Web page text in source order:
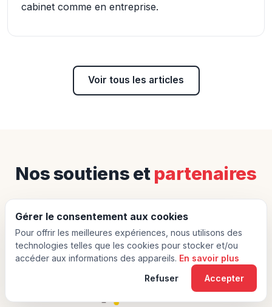
cabinet comme en entreprise.
Voir tous les articles
Nos soutiens etpartenaires
GABION CONCEPTION
POUR LES PARTICULIERS ET LES PROFESSIONNELS
Gérer le consentement aux cookies
Pour offrir les meilleures expériences, nous utilisons des
technologies telles que les cookies pour stocker et/ou
accéder aux informations des appareils. En savoir plus
Refuser
Accepter